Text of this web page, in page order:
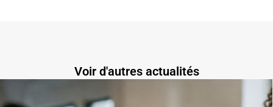
Voir d'autres actualités